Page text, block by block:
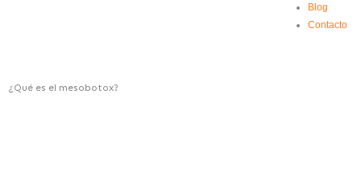
Blog
Contacto
¿Qué es el mesobotox?